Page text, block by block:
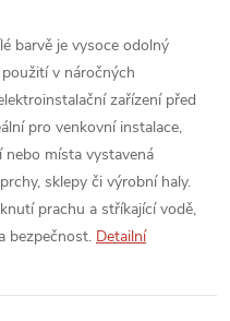
barvě je vysoce odolný
v náročných
zařízení před
pro venkovní instalace,
místa vystavená
sklepy či výrobní haly.
prachu a stříkající vodě,
bezpečnost. Detailní